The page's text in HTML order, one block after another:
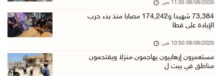
08/آب/2026 10:10 ص
الاحتلال ينصب حاجزا عسكريا في نعلين غرب رام ا ...
08/آب/2026 09:09 ص
08/08/2026 11:35 ص
73,384 شهيدا و174,242 مصابا منذ بدء حرب
الإبادة على قطا
08/08/2026 10:50 ص
مستعمرون إرهابيون يهاجمون منزلا ويقتحمون
مناطق في بيت ل